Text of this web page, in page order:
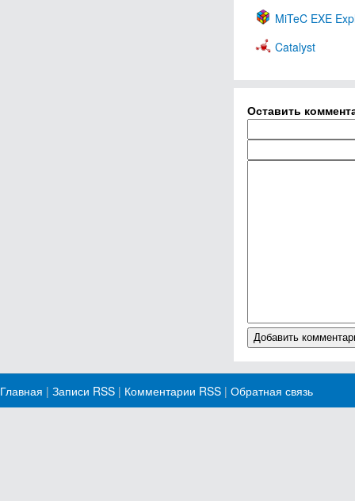
MiTeC EXE
Catalyst
Оставить
Главная | Записи RSS | Комментарии RSS | Обратная связь